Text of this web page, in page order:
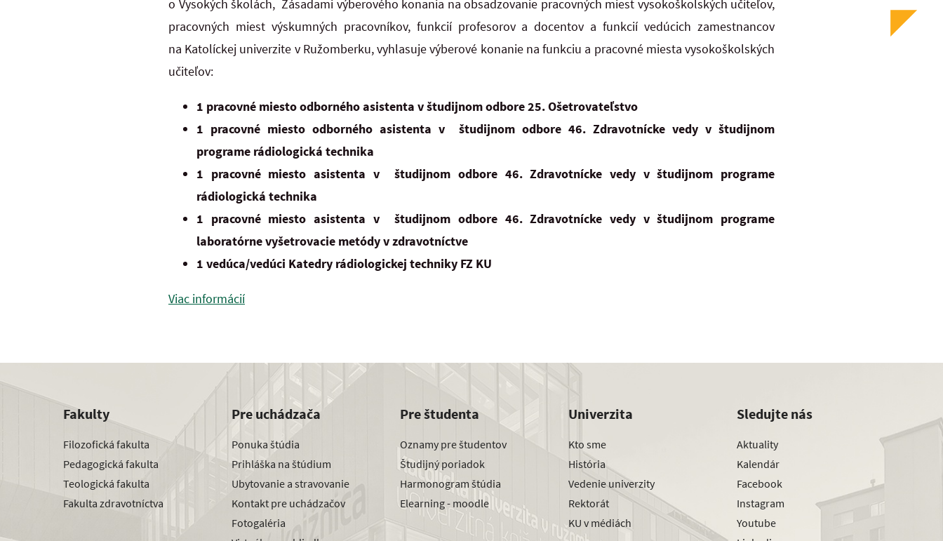
o Vysokých školách, Zásadami výberového konania na obsadzovanie pracovných miest vysokoškolských učiteľov,
pracovných miest výskumných pracovníkov, funkcií profesorov a docentov a funkcií vedúcich zamestnancov
na Katolíckej univerzite v Ružomberku, vyhlasuje výberové konanie na funkciu a pracovné miesta vysokoškolských
učiteľov:
1 pracovné miesto odborného asistenta v študijnom odbore 25. Ošetrovateľstvo
1 pracovné miesto odborného asistenta v študijnom odbore 46. Zdravotnícke vedy v študijnom
programe rádiologická technika
1 pracovné miesto asistenta v študijnom odbore 46. Zdravotnícke vedy v študijnom programe
rádiologická technika
1 pracovné miesto asistenta v študijnom odbore 46. Zdravotnícke vedy v študijnom programe
laboratórne vyšetrovacie metódy v zdravotníctve
1 vedúca/vedúci Katedry rádiologickej techniky FZ KU
Viac informácií
Fakulty
Filozofická fakulta
Pedagogická fakulta
Teologická fakulta
Fakulta zdravotníctva
Pre uchádzača
Ponuka štúdia
Prihláška na štúdium
Ubytovanie a stravovanie
Kontakt pre uchádzačov
Fotogaléria
Pre študenta
Oznamy pre študentov
Študijný poriadok
Harmonogram štúdia
Elearning - moodle
Univerzita
Kto sme
História
Vedenie univerzity
Rektorát
KU v médiách
Sledujte nás
Aktuality
Kalendár
Facebook
Instagram
Youtube